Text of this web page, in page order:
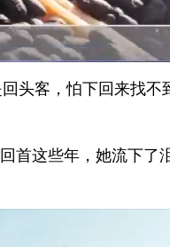
头客，怕下回来找不
首这些年，她流下了